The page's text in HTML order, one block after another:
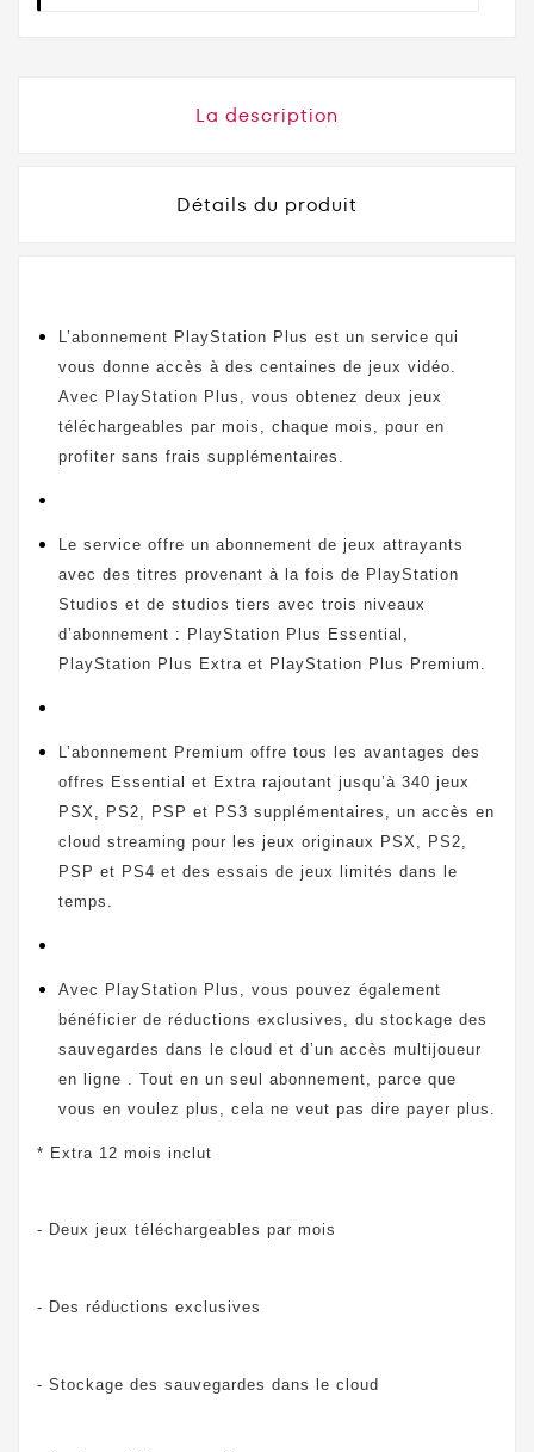
La description
Détails du produit
L’abonnement PlayStation Plus est un service qui
vous donne accès à des centaines de jeux vidéo.
Avec PlayStation Plus, vous obtenez deux jeux
téléchargeables par mois, chaque mois, pour en
profiter sans frais supplémentaires.
Le service offre un abonnement de jeux attrayants
avec des titres provenant à la fois de PlayStation
Studios et de studios tiers avec trois niveaux
d’abonnement : PlayStation Plus Essential,
PlayStation Plus Extra et PlayStation Plus Premium.
L’abonnement Premium offre tous les avantages des
offres Essential et Extra rajoutant jusqu’à 340 jeux
PSX, PS2, PSP et PS3 supplémentaires, un accès en
cloud streaming pour les jeux originaux PSX, PS2,
PSP et PS4 et des essais de jeux limités dans le
temps.
Avec PlayStation Plus, vous pouvez également
bénéficier de réductions exclusives, du stockage des
sauvegardes dans le cloud et d’un accès multijoueur
en ligne . Tout en un seul abonnement, parce que
vous en voulez plus, cela ne veut pas dire payer plus.
* Extra 12 mois inclut
- Deux jeux téléchargeables par mois
- Des réductions exclusives
- Stockage des sauvegardes dans le cloud